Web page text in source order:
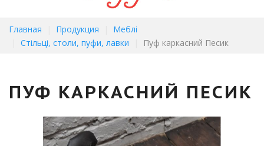
Главная Продукция
Меблі
Стільці, столи, пуфи, лавки
Пуф каркасний Песик
ПУФ КАРКАСНИЙ ПЕСИК